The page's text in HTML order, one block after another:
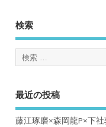
検索
最近の投稿
藤江琢磨×森岡龍P×下